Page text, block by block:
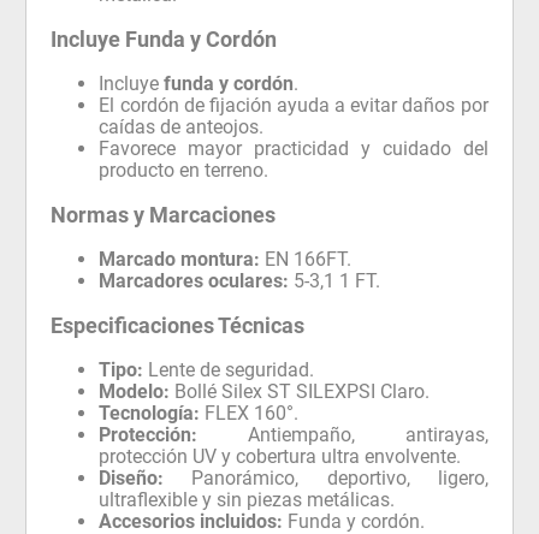
Incluye Funda y Cordón
Incluyefunda y cordón.
El cordón de fijación ayuda a evitar daños por
caídas de anteojos.
Favorece mayor practicidad y cuidado del
producto en terreno.
Normas y Marcaciones
Marcado montura: EN 166FT.
Marcadores oculares: 5-3,1 1 FT.
Especificaciones Técnicas
Tipo: Lente de seguridad.
Modelo: Bollé Silex ST SILEXPSI Claro.
Tecnología: FLEX 160°.
Protección: Antiempaño, antirayas,
protección UV y cobertura ultra envolvente.
Diseño: Panorámico, deportivo, ligero,
ultraflexible y sin piezas metálicas.
Accesorios incluidos: Funda y cordón.